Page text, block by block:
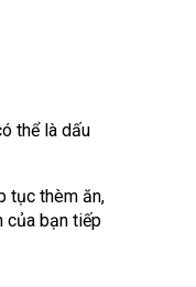
thể là dấu
tục thèm ăn,
của bạn tiếp